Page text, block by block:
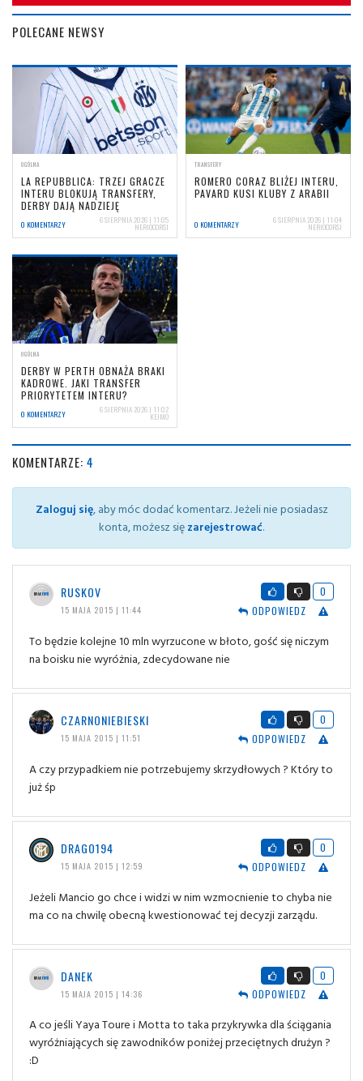
POLECANE NEWSY
OGÓLNA
LA REPUBBLICA: TRZEJ GRACZE
INTERU BLOKUJĄ TRANSFERY,
DERBY DAJĄ NADZIEJĘ
0 KOMENTARZY 6 SIERPNIA 2026 | 11:05
NERIOCORSI
TRANSFERY
ROMERO CORAZ BLIŻEJ INTERU,
PAVARD KUSI KLUBY Z ARABII
0 KOMENTARZY 6 SIERPNIA 2026 | 11:04
NERIOCORSI
OGÓLNA
DERBY W PERTH OBNAŻA BRAKI
KADROWE. JAKI TRANSFER
PRIORYTETEM INTERU?
0 KOMENTARZY 6 SIERPNIA 2026 | 11:02
KEJMO
KOMENTARZE: 4
Zaloguj się, aby móc dodać komentarz. Jeżeli nie posiadasz
konta, możesz sięzarejestrować.
RUSKOV
15 MAJA 2015 | 11:44
0
ODPOWIEDZ
To będzie kolejne 10 mln wyrzucone w błoto, gość się niczym
na boisku nie wyróżnia, zdecydowane nie
CZARNONIEBIESKI
15 MAJA 2015 | 11:51
0
ODPOWIEDZ
A czy przypadkiem nie potrzebujemy skrzydłowych ? Który to
już śp
DRAGO194
15 MAJA 2015 | 12:59
0
ODPOWIEDZ
Jeżeli Mancio go chce i widzi w nim wzmocnienie to chyba nie
ma co na chwilę obecną kwestionować tej decyzji zarządu.
DANEK
15 MAJA 2015 | 14:36
0
ODPOWIEDZ
A co jeśli Yaya Toure i Motta to taka przykrywka dla ściągania
wyróżniających się zawodników poniżej przeciętnych drużyn ?
:D